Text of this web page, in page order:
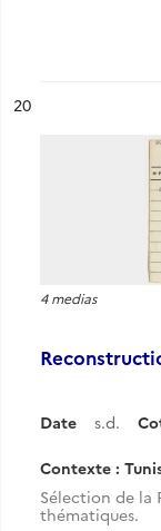
n°
20
4 medias
Date s.d.
Contexte :
Sélection de la
thématiques.